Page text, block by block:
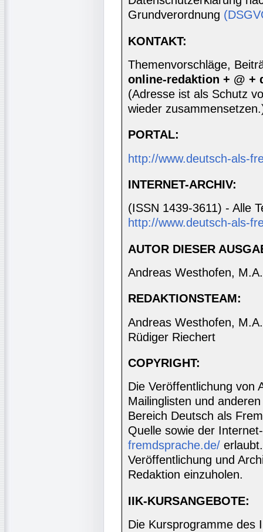
Grundverordnung
KONTAKT:
Themenvorschläge,
online-redaktion + @ +
(Adresse ist als Schutz
wieder
PORTAL:
http://www.deutsch-als-
INTERNET-ARCHIV:
(ISSN 1439-3611) - Alle
http://www.deutsch-als-
AUTOR DIESER
Andreas Westhofen, M.A.
REDAKTIONSTEAM:
Andreas Westhofen,
Rüdiger Riechert
COPYRIGHT:
Die Veröffentlichung von
Mailinglisten und
Bereich Deutsch als
Quelle sowie der
fremdsprache.de/
Veröffentlichung und
Redaktion einzuholen.
IIK-KURSANGEBOTE:
Die Kursprogramme des